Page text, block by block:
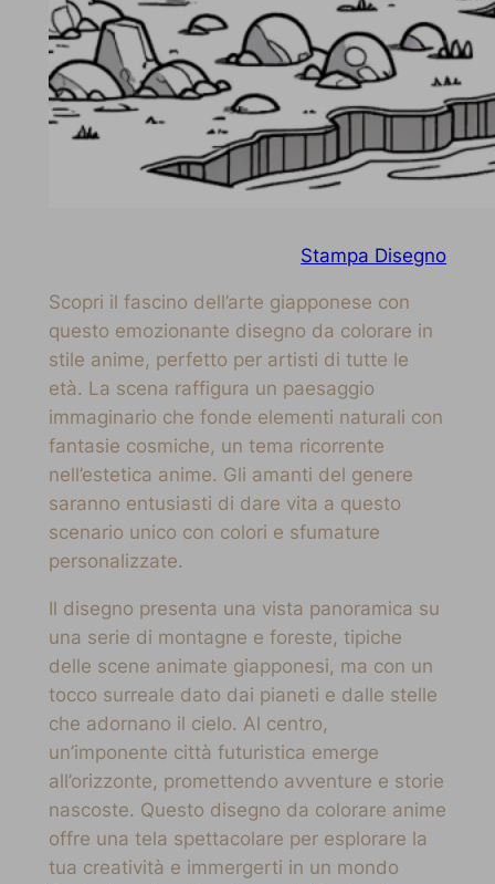
Stampa Disegno
Scopri il fascino dell’arte giapponese con
questo emozionante disegno da colorare in
stile anime, perfetto per artisti di tutte le
età. La scena raffigura un paesaggio
immaginario che fonde elementi naturali con
fantasie cosmiche, un tema ricorrente
nell’estetica anime. Gli amanti del genere
saranno entusiasti di dare vita a questo
scenario unico con colori e sfumature
personalizzate.
Il disegno presenta una vista panoramica su
una serie di montagne e foreste, tipiche
delle scene animate giapponesi, ma con un
tocco surreale dato dai pianeti e dalle stelle
che adornano il cielo. Al centro,
un’imponente città futuristica emerge
all’orizzonte, promettendo avventure e storie
nascoste. Questo disegno da colorare anime
offre una tela spettacolare per esplorare la
tua creatività e immergerti in un mondo